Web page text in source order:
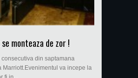
monteaza de zor !
consecutiva din saptamana
Marriott.Evenimentul va incepe la